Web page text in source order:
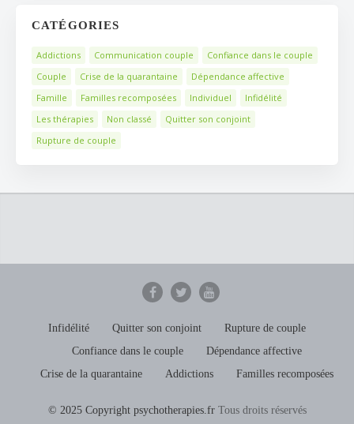
CATÉGORIES
Addictions Communication couple
Confiance dans le couple
Couple
Crise de la quarantaine
Dépendance affective
Famille
Familles recomposées Individuel
Infidélité
Les thérapies
Non classé
Quitter son conjoint
Rupture de couple
Infidélité Quitter son conjoint
Rupture de couple
Confiance dans le couple
Dépendance affective
Crise de la quarantaine
Addictions Familles recomposées
© 2025 Copyright psychotherapies.frTous droits réservés